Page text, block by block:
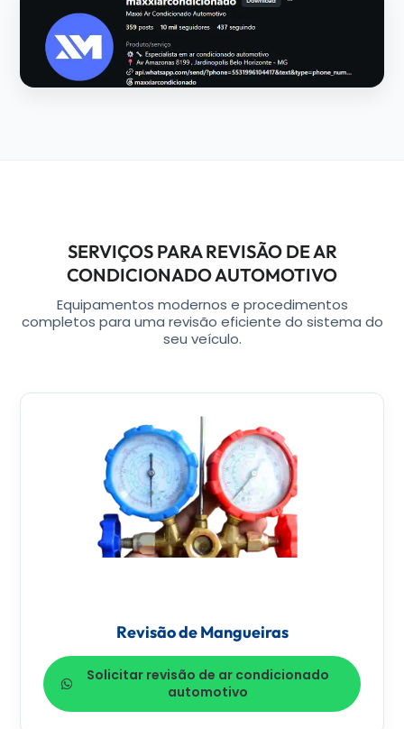
SERVIÇOS PARA REVISÃO DE AR
CONDICIONADO AUTOMOTIVO
Equipamentos modernos e procedimentos
completos para uma revisão eficiente do sistema do
seu veículo.
Revisão de Mangueiras
Solicitar revisão de ar condicionado
automotivo